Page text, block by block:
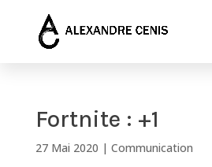
Fortnite : +1
27 Mai 2020 | Communication